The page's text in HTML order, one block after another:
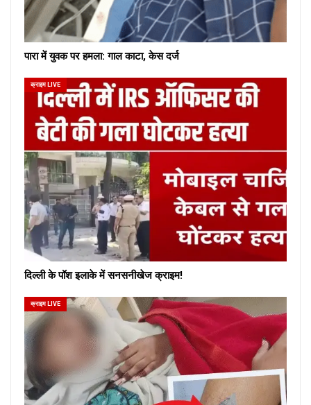
पारा में युवक पर हमला: गाल काटा, केस दर्ज
क्राइम LIVE
दिल्ली के पॉश इलाके में सनसनीखेज क्राइम!
क्राइम LIVE